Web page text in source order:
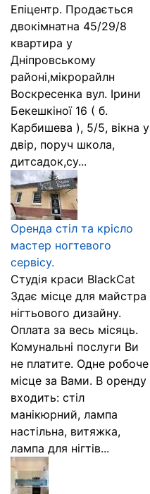
Епіцентр. Продається
двокімнатна 45/29/8
квартира у
Дніпровському
районі,мікрорайлн
Воскресенка вул. Ірини
Бекешкіної 16 ( б.
Карбишева ), 5/5, вікна у
двір, поруч школа,
дитсадок,су...
Оренда стіл та крісло
мастер ногтевого
сервісу.
Студія краси BlackCat
Здає місце для майстра
нігтьового дизайну.
Оплата за весь місяць.
Комунальні послуги Ви
не платите. Одне робоче
місце за Вами. В оренду
входить: стіл
манікюрний, лампа
настільна, витяжка,
лампа для нігтів...